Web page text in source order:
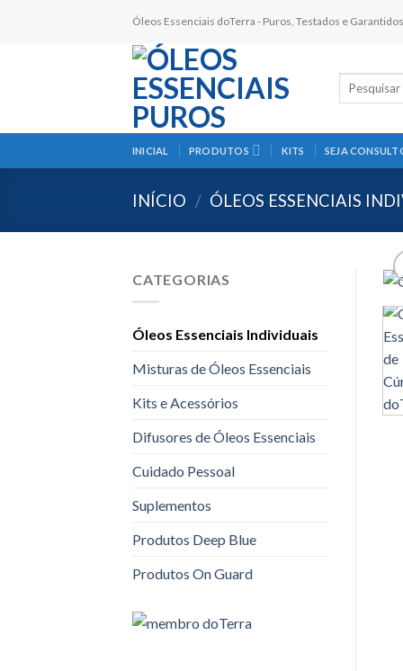
Óleos Essenciais doTerra - Puros, Testados e Garantidos
Pesquisar
INICIAL PRODUTOS KITS SEJA
INÍCIO / ÓLEOS ESSENCIAIS
CATEGORIAS
Óleos Essenciais Individuais
Misturas de Óleos Essenciais
Kits e Acessórios
Difusores de Óleos Essenciais
Cuidado Pessoal
Suplementos
Produtos Deep Blue
Produtos On Guard